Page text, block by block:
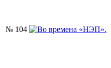
№ 104